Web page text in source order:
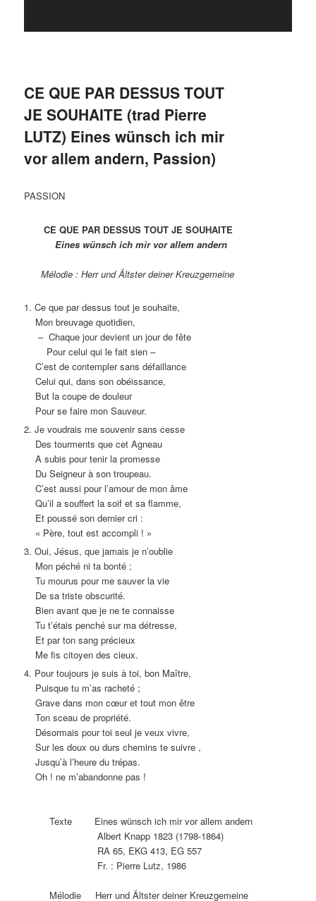
CE QUE PAR DESSUS TOUT
JE SOUHAITE (trad Pierre
LUTZ) Eines wünsch ich mir
vor allem andern, Passion)
PASSION
CE QUE PAR DESSUS TOUT JE SOUHAITE
Eines wünsch ich mir vor allem andern
Mélodie : Herr und Ältster deiner Kreuzgemeine
1. Ce que par dessus tout je souhaite,
Mon breuvage quotidien,
– Chaque jour devient un jour de fête
Pour celui qui le fait sien –
C’est de contempler sans défaillance
Celui qui, dans son obéissance,
But la coupe de douleur
Pour se faire mon Sauveur.
2. Je voudrais me souvenir sans cesse
Des tourments que cet Agneau
A subis pour tenir la promesse
Du Seigneur à son troupeau.
C’est aussi pour l’amour de mon âme
Qu’il a souffert la soif et sa flamme,
Et poussé son dernier cri :
« Père, tout est accompli ! »
3. Oui, Jésus, que jamais je n’oublie
Mon péché ni ta bonté ;
Tu mourus pour me sauver la vie
De sa triste obscurité.
Bien avant que je ne te connaisse
Tu t’étais penché sur ma détresse,
Et par ton sang précieux
Me fis citoyen des cieux.
4. Pour toujours je suis à toi, bon Maître,
Puisque tu m’as racheté ;
Grave dans mon cœur et tout mon être
Ton sceau de propriété.
Désormais pour toi seul je veux vivre,
Sur les doux ou durs chemins te suivre ,
Jusqu’à l’heure du trépas.
Oh ! ne m’abandonne pas !
Texte Eines wünsch ich mir vor allem andern
Albert Knapp 1823 (1798-1864)
RA 65, EKG 413, EG 557
Fr. : Pierre Lutz, 1986
Mélodie Herr und Ältster deiner Kreuzgemeine